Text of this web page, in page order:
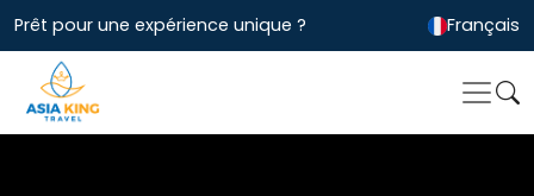
Prêt pour une expérience unique ? Français